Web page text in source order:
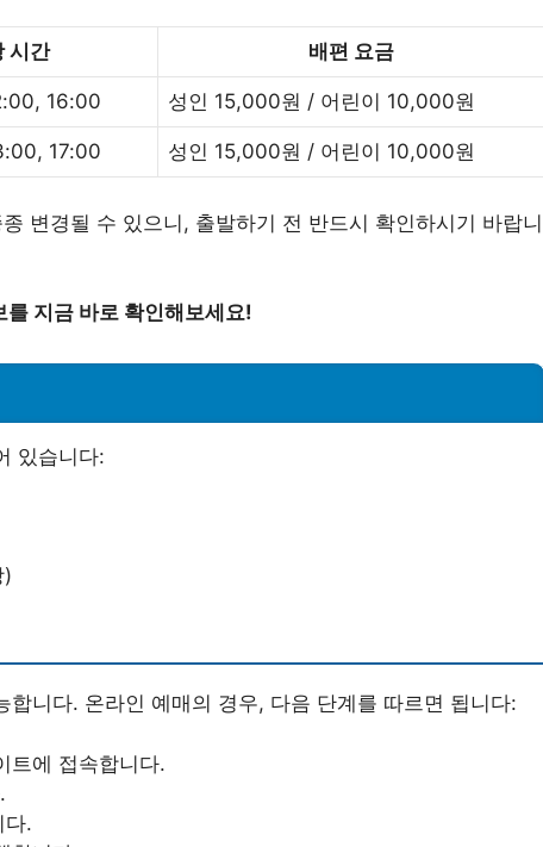
시간 배편 요금
16:00 성인 15,000원 / 어린이 10,000원
17:00 성인 15,000원 / 어린이 10,000원
변경될 수 있으니, 출발하기 전 반드시 확인하시기 바랍니
지금 바로 확인해보세요!
있습니다:
)
합니다. 온라인 예매의 경우, 다음 단계를 따르면 됩니다:
트에 접속합니다.
다.